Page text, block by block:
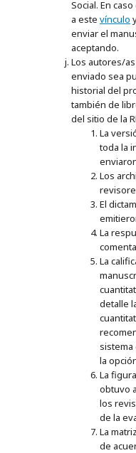
Social. En
a este vínculo
enviar el
aceptando.
Los autores/
enviado sea
historial del
también de
del sitio de la
La
toda la
Los
El
La
La
detalle
sistema
la
La
obtuvo
los
de la
La
de